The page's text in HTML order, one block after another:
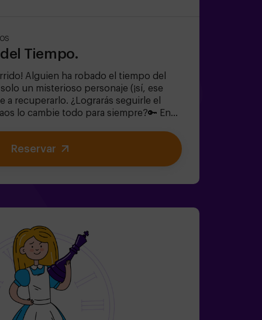
Tiempo.
Alguien ha robado el tiempo del
solo un misterioso personaje (¡sí, ese
a recuperarlo. ¿Lograrás seguirle el
lo cambie todo para siempre?🔑 En
divertidos (¡como los del
el Jardín Secreto de la Reina
Ayudarás a restaurar el tiempo… ¡y la
infantiles🎂 Además del juego,
para pequeños aventureros).⚠️ Aviso:
zonas.
Reservar